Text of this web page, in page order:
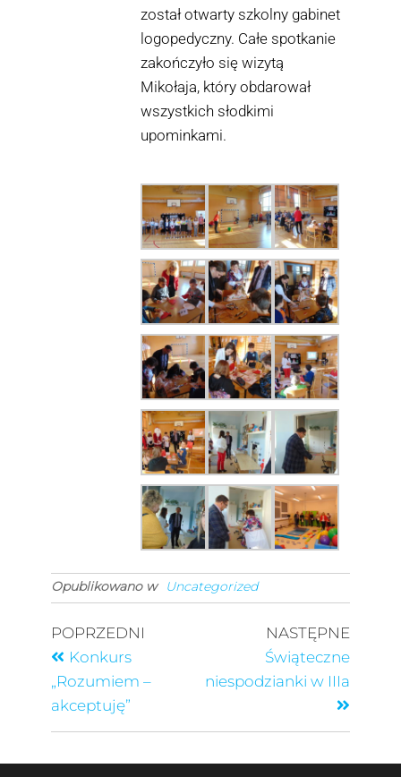
został otwarty szkolny gabinet
logopedyczny. Całe spotkanie
zakończyło się wizytą
Mikołaja, który obdarował
wszystkich słodkimi
upominkami.
Opublikowano w Uncategorized
POPRZEDNI
Konkurs
„Rozumiem –
akceptuję”
NASTĘPNE
Świąteczne
niespodzianki w IIIa